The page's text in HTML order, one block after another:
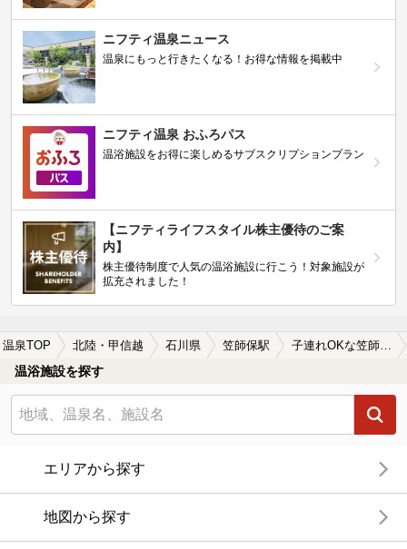
ニフティ温泉ニュース
温泉にもっと行きたくなる！お得な情報を掲載中
ニフティ温泉 おふろパス
温浴施設をお得に楽しめるサブスクリプションプラン
【ニフティライフスタイル株主優待のご案
内】
株主優待制度で人気の温浴施設に行こう！対象施設が
拡充されました！
温泉TOP 北陸・甲信越 石川県 笠師保駅 子連れOKな笠師保駅近くの温泉、日帰り温泉、スーパー銭湯おすすめ
温浴施設を探す
エリアから探す
地図から探す